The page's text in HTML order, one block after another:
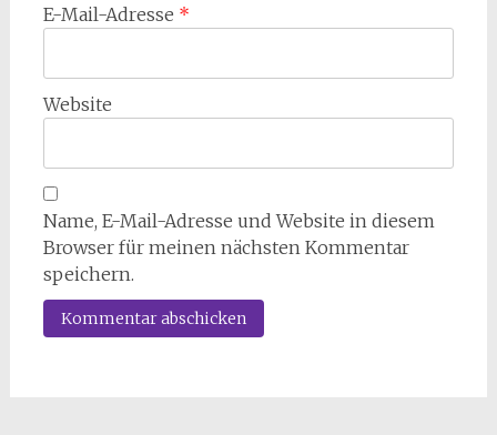
E-Mail-Adresse *
Website
Name, E-Mail-Adresse und Website in diesem
Browser für meinen nächsten Kommentar
speichern.